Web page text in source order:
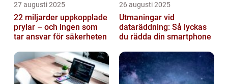
27 augusti 2025
22 miljarder uppkopplade
prylar – och ingen som
tar ansvar för säkerheten
26 augusti 2025
Utmaningar vid
dataräddning: Så lyckas
du rädda din smartphone